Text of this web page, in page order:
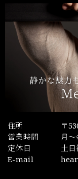
住所
〒
営業時間
月
定休日
土
E-mail